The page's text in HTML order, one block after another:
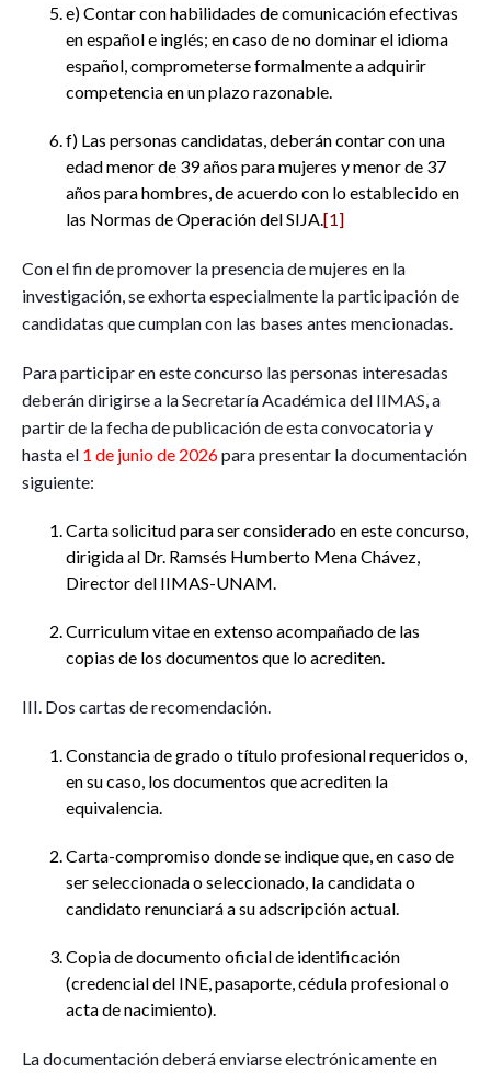
e) Contar con habilidades de comunicación efectivas
en español e inglés; en caso de no dominar el idioma
español, comprometerse formalmente a adquirir
competencia en un plazo razonable.
f) Las personas candidatas, deberán contar con una
edad menor de 39 años para mujeres y menor de 37
años para hombres, de acuerdo con lo establecido en
las Normas de Operación del SIJA.[1]
Con el fin de promover la presencia de mujeres en la
investigación, se exhorta especialmente la participación de
candidatas que cumplan con las bases antes mencionadas.
Para participar en este concurso las personas interesadas
deberán dirigirse a la Secretaría Académica del IIMAS, a
partir de la fecha de publicación de esta convocatoria y
hasta el 1 de junio de 2026para presentar la documentación
siguiente:
Carta solicitud para ser considerado en este concurso,
dirigida al Dr. Ramsés Humberto Mena Chávez,
Director del IIMAS-UNAM.
Curriculum vitae en extenso acompañado de las
copias de los documentos que lo acrediten.
III. Dos cartas de recomendación.
Constancia de grado o título profesional requeridos o,
en su caso, los documentos que acrediten la
equivalencia.
Carta-compromiso donde se indique que, en caso de
ser seleccionada o seleccionado, la candidata o
candidato renunciará a su adscripción actual.
Copia de documento oficial de identificación
(credencial del INE, pasaporte, cédula profesional o
acta de nacimiento).
La documentación deberá enviarse electrónicamente en